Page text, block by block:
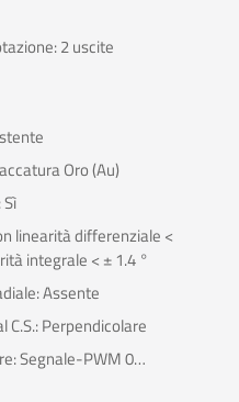
2 uscite
Oro (Au)
linearità differenziale <
integrale < ± 1.4 °
Assente
C.S.: Perpendicolare
Segnale-PWM 0…